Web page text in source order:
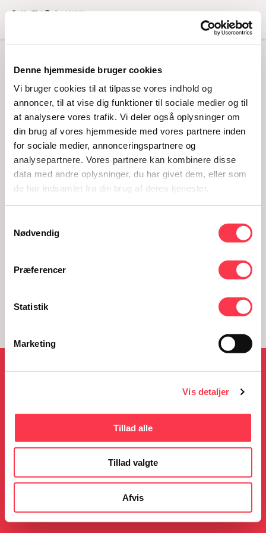
Denne hjemmeside bruger cookies
Vi bruger cookies til at tilpasse vores indhold og
annoncer, til at vise dig funktioner til sociale medier og til
at analysere vores trafik. Vi deler også oplysninger om
din brug af vores hjemmeside med vores partnere inden
for sociale medier, annonceringspartnere og
analysepartnere. Vores partnere kan kombinere disse
data med andre oplysninger, du har givet dem, eller som
de har indsamlet fra din brug af deres tjenester.
Nødvendig
Præferencer
Statistik
Marketing
Vis detaljer
Tillad alle
Tillad valgte
Afvis
Menu
DSC03121
DSC03121
NYHEDER
05.08.2026
Læs mere
23.06.2026
Gratis guidede ture i
sommerferien